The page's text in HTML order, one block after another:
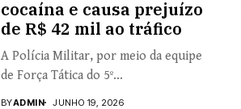
cocaína e causa prejuízo
de R$ 42 mil ao tráfico
A Polícia Militar, por meio da equipe
de Força Tática do 5º...
BYADMIN JUNHO 19, 2026